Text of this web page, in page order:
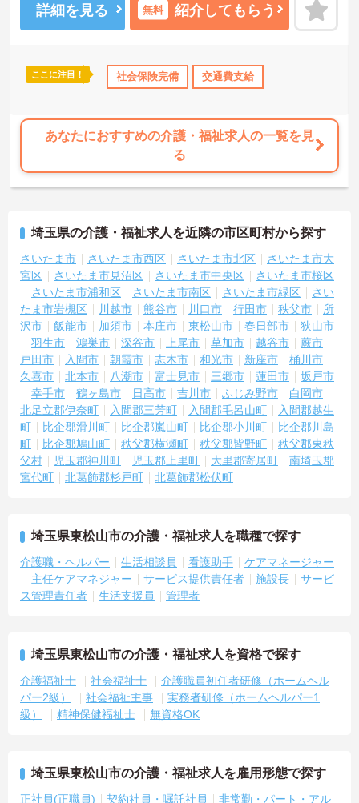
保険完備 交通費支給
たしますのでお気軽にご相談ください！
詳細を見る 無料 紹介してもらう
ここに注目！ 社会保険完備 交通費支給
あなたにおすすめの介護・福祉求人の一覧を見
る
埼玉県の介護・福祉求人を近隣の市区町村から探す
さいたま市 さいたま市西区 さいたま市北区
さいたま市大
宮区
さいたま市見沼区 さいたま市中央区
さいたま市桜区
さいたま市浦和区
さいたま市南区 さいたま市緑区
さい
たま市岩槻区
川越市 熊谷市 川口市 行田市 秩父市
所
沢市
飯能市 加須市 本庄市 東松山市 春日部市
狭山市
羽生市
鴻巣市 深谷市 上尾市 草加市 越谷市
蕨市
戸田市
入間市 朝霞市 志木市 和光市 新座市
桶川市
久喜市
北本市 八潮市 富士見市 三郷市 蓮田市
坂戸市
幸手市
鶴ヶ島市 日高市 吉川市 ふじみ野市
白岡市
北足立郡伊奈町
入間郡三芳町 入間郡毛呂山町
入間郡越生
町
比企郡滑川町 比企郡嵐山町 比企郡小川町
比企郡川島
町
比企郡鳩山町 秩父郡横瀬町 秩父郡皆野町
秩父郡東秩
父村
児玉郡神川町 児玉郡上里町 大里郡寄居町
南埼玉郡
宮代町
北葛飾郡杉戸町 北葛飾郡松伏町
埼玉県東松山市の介護・福祉求人を職種で探す
介護職・ヘルパー 生活相談員 看護助手
ケアマネージャー
主任ケアマネジャー
サービス提供責任者 施設長
サービ
ス管理責任者
生活支援員 管理者
埼玉県東松山市の介護・福祉求人を資格で探す
介護福祉士 社会福祉士
介護職員初任者研修（ホームヘル
パー2級）
社会福祉主事
実務者研修（ホームヘルパー1
級）
精神保健福祉士 無資格OK
埼玉県東松山市の介護・福祉求人を雇用形態で探す
正社員(正職員) 契約社員・嘱託社員 非常勤・パート・アル